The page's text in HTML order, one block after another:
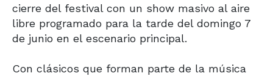
cierre del festival con un show masivo al aire
libre programado para la tarde del domingo 7
de junio en el escenario principal.
Con clásicos que forman parte de la música